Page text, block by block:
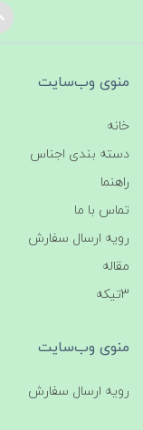
منوی وب‌سایت
خانه
دسته بندی اجناس
راهنما
تماس با ما
رویه ارسال سفارش
مقاله
3تیکه
منوی وب‌سایت
رویه ارسال سفارش